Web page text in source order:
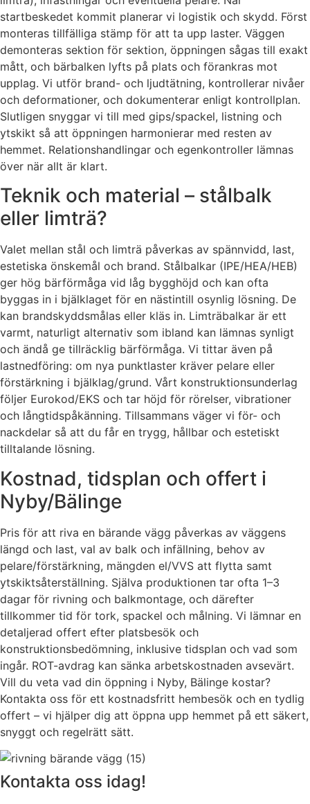
startbeskedet kommit planerar vi logistik och skydd. Först
monteras tillfälliga stämp för att ta upp laster. Väggen
demonteras sektion för sektion, öppningen sågas till exakt
mått, och bärbalken lyfts på plats och förankras mot
upplag. Vi utför brand- och ljudtätning, kontrollerar nivåer
och deformationer, och dokumenterar enligt kontrollplan.
Slutligen snyggar vi till med gips/spackel, listning och
ytskikt så att öppningen harmonierar med resten av
hemmet. Relationshandlingar och egenkontroller lämnas
över när allt är klart.
Teknik och material – stålbalk
eller limträ?
Valet mellan stål och limträ påverkas av spännvidd, last,
estetiska önskemål och brand. Stålbalkar (IPE/HEA/HEB)
ger hög bärförmåga vid låg bygghöjd och kan ofta
byggas in i bjälklaget för en nästintill osynlig lösning. De
kan brandskyddsmålas eller kläs in. Limträbalkar är ett
varmt, naturligt alternativ som ibland kan lämnas synligt
och ändå ge tillräcklig bärförmåga. Vi tittar även på
lastnedföring: om nya punktlaster kräver pelare eller
förstärkning i bjälklag/grund. Vårt konstruktionsunderlag
följer Eurokod/EKS och tar höjd för rörelser, vibrationer
och långtidspåkänning. Tillsammans väger vi för- och
nackdelar så att du får en trygg, hållbar och estetiskt
tilltalande lösning.
Kostnad, tidsplan och offert i
Nyby/Bälinge
Pris för att riva en bärande vägg påverkas av väggens
längd och last, val av balk och infällning, behov av
pelare/förstärkning, mängden el/VVS att flytta samt
ytskiktsåterställning. Själva produktionen tar ofta 1–3
dagar för rivning och balkmontage, och därefter
tillkommer tid för tork, spackel och målning. Vi lämnar en
detaljerad offert efter platsbesök och
konstruktionsbedömning, inklusive tidsplan och vad som
ingår. ROT-avdrag kan sänka arbetskostnaden avsevärt.
Vill du veta vad din öppning i Nyby, Bälinge kostar?
Kontakta oss för ett kostnadsfritt hembesök och en tydlig
offert – vi hjälper dig att öppna upp hemmet på ett säkert,
snyggt och regelrätt sätt.
Kontakta oss idag!